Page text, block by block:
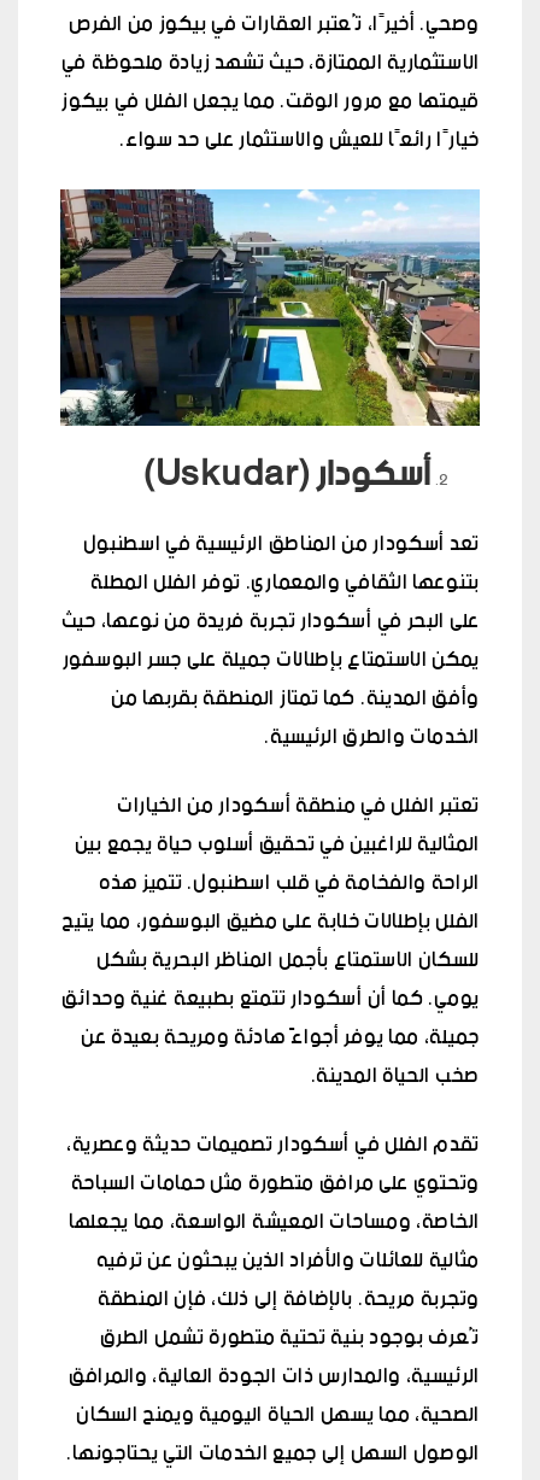
وصحي. أخيرًا، تُعتبر العقارات في بيكوز من الفرص
الاستثمارية الممتازة، حيث تشهد زيادة ملحوظة في
قيمتها مع مرور الوقت. مما يجعل الفلل في بيكوز
خيارًا رائعًا للعيش والاستثمار على حد سواء.
أسكودار (Uskudar)
تعد أسكودار من المناطق الرئيسية في اسطنبول
بتنوعها الثقافي والمعماري. توفر الفلل المطلة
على البحر في أسكودار تجربة فريدة من نوعها، حيث
يمكن الاستمتاع بإطلالات جميلة على جسر البوسفور
وأفق المدينة. كما تمتاز المنطقة بقربها من
الخدمات والطرق الرئيسية.
تعتبر الفلل في منطقة أسكودار من الخيارات
المثالية للراغبين في تحقيق أسلوب حياة يجمع بين
الراحة والفخامة في قلب اسطنبول. تتميز هذه
الفلل بإطلالات خلابة على مضيق البوسفور، مما يتيح
للسكان الاستمتاع بأجمل المناظر البحرية بشكل
يومي. كما أن أسكودار تتمتع بطبيعة غنية وحدائق
جميلة، مما يوفر أجواءً هادئة ومريحة بعيدة عن
صخب الحياة المدينة.
تقدم الفلل في أسكودار تصميمات حديثة وعصرية،
وتحتوي على مرافق متطورة مثل حمامات السباحة
الخاصة، ومساحات المعيشة الواسعة، مما يجعلها
مثالية للعائلات والأفراد الذين يبحثون عن ترفيه
وتجربة مريحة. بالإضافة إلى ذلك، فإن المنطقة
تُعرف بوجود بنية تحتية متطورة تشمل الطرق
الرئيسية، والمدارس ذات الجودة العالية، والمرافق
الصحية، مما يسهل الحياة اليومية ويمنح السكان
الوصول السهل إلى جميع الخدمات التي يحتاجونها.